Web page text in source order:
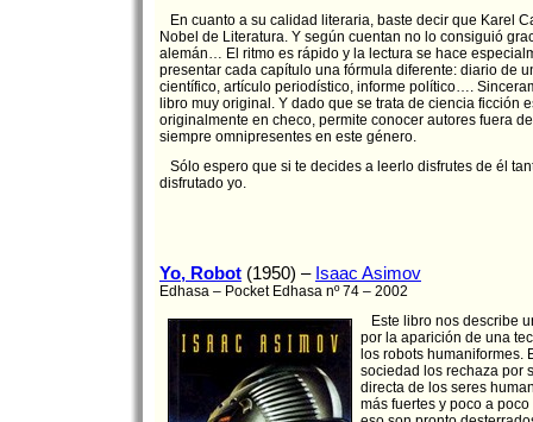
En cuanto a su calidad literaria, baste decir que Karel
Nobel de Literatura. Y según cuentan no lo consiguió
alemán… El ritmo es rápido y la lectura se hace
presentar cada capítulo una fórmula diferente: diario de
científico, artículo periodístico, informe político….
libro muy original. Y dado que se trata de ciencia ficción
originalmente en checo, permite conocer autores fuera
siempre omnipresentes en este género.
Sólo espero que si te decides a leerlo disfrutes de él
disfrutado yo.
Yo, Robot (1950) – Isaac Asimov
Edhasa – Pocket Edhasa nº 74 – 2002
Este libro nos describe
por la aparición de una
los robots humaniformes.
sociedad los rechaza por
directa de los seres
más fuertes y poco a